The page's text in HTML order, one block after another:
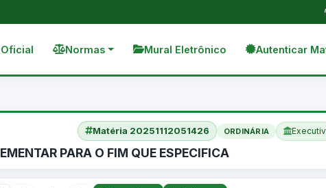
Normas Mural Eletrônico Autenticar
Matéria 20251112051426 ORDINÁRIA
PARA O FIM QUE ESPECIFICA